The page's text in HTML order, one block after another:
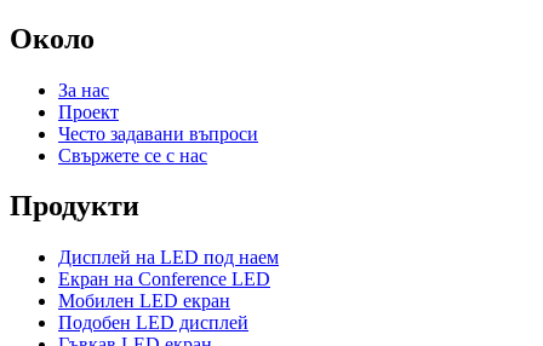
Около
За нас
Проект
Често задавани въпроси
Свържете се с нас
Продукти
Дисплей на LED под наем
Екран на Conference LED
Мобилен LED екран
Подобен LED дисплей